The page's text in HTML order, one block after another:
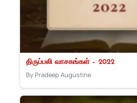
திருப்பலி வாசகங்கள் – 2022
By Pradeep Augustine